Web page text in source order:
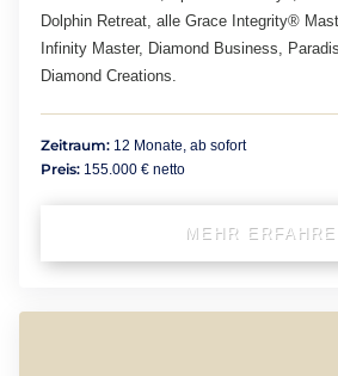
Dolphin Retreat, alle Grace Integrity®
Infinity Master, Diamond Business,
Diamond Creations.
Zeitraum: 12 Monate, ab sofort
Preis: 155.000 € netto
MEHR